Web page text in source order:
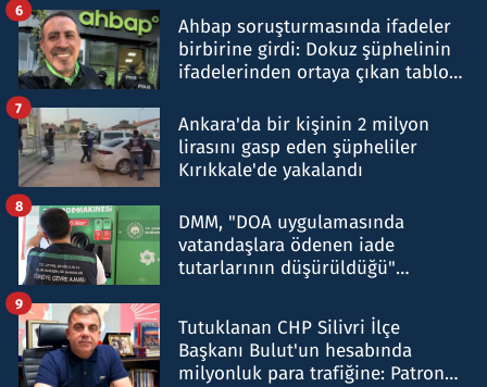
Ahbap soruşturmasında ifadeler
birbirine girdi: Dokuz şüphelinin
ifadelerinden ortaya çıkan tablo
6
Ankara'da bir kişinin 2 milyon
lirasını gasp eden şüpheliler
Kırıkkale'de yakalandı
7
DMM, "DOA uygulamasında
vatandaşlara ödenen iade
tutarlarının düşürüldüğü"
8
Tutuklanan CHP Silivri İlçe
Başkanı Bulut'un hesabında
milyonluk para trafiğine: Patron
9